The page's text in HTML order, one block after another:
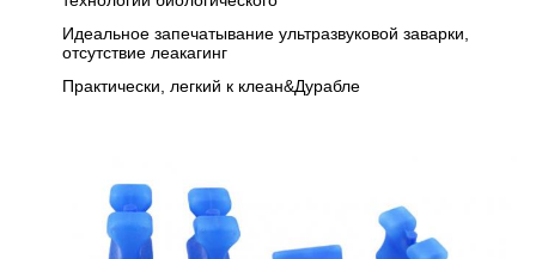
Идеальное запечатывание ультразвуковой заварки,
отсутствие леакагинг
Практически, легкий к клеан&Дурабле